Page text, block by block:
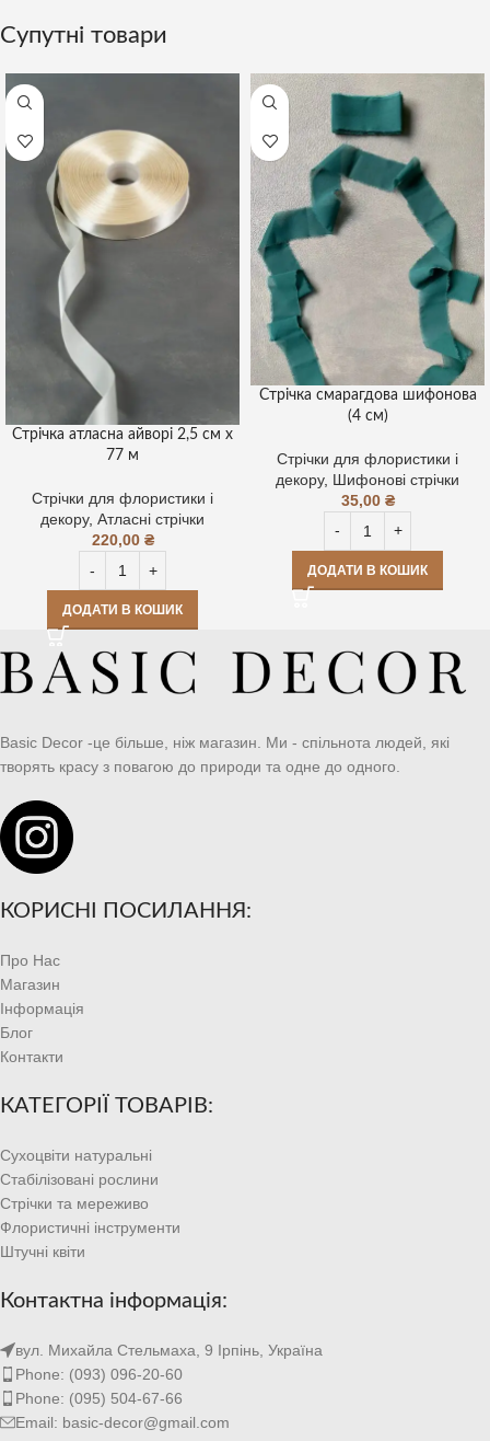
Супутні товари
Стрічка атласна айворі 2,5 см х
77 м
Стрічки для флористики і
декору, Атласні стрічки
220,00 ₴
ДОДАТИ В КОШИК
Стрічка смарагдова шифонова
(4 см)
Стрічки для флористики і
декору, Шифонові стрічки
35,00 ₴
ДОДАТИ В КОШИК
Basic Decor -це більше, ніж магазин. Ми - спільнота людей, які
творять красу з повагою до природи та одне до одного.
КОРИСНІ ПОСИЛАННЯ:
Про Нас
Магазин
Інформація
Блог
Контакти
КАТЕГОРІЇ ТОВАРІВ:
Сухоцвіти натуральні
Стабілізовані рослини
Стрічки та мереживо
Флористичні інструменти
Штучні квіти
Контактна інформація:
вул. Михайла Стельмаха, 9 Ірпінь, Україна
Phone: (093) 096-20-60
Phone: (095) 504-67-66
Email: basic-decor@gmail.com